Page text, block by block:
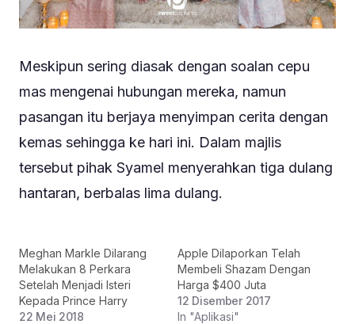
Meskipun sering diasak dengan soalan cepu
mas mengenai hubungan mereka, namun
pasangan itu berjaya menyimpan cerita dengan
kemas sehingga ke hari ini. Dalam majlis
tersebut pihak Syamel menyerahkan tiga dulang
hantaran, berbalas lima dulang.
Meghan Markle Dilarang
Melakukan 8 Perkara
Setelah Menjadi Isteri
Kepada Prince Harry
22 Mei 2018
Apple Dilaporkan Telah
Membeli Shazam Dengan
Harga $400 Juta
12 Disember 2017
In "Aplikasi"